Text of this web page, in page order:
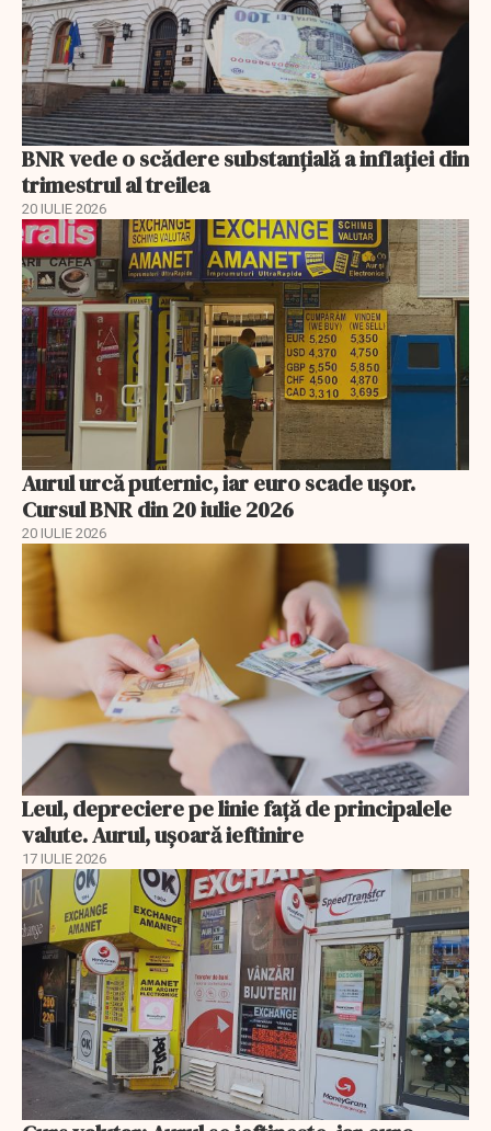
BNR vede o scădere substanţială a inflaţiei din
trimestrul al treilea
20 IULIE 2026
Aurul urcă puternic, iar euro scade ușor.
Cursul BNR din 20 iulie 2026
20 IULIE 2026
Leul, depreciere pe linie faţă de principalele
valute. Aurul, uşoară ieftinire
17 IULIE 2026